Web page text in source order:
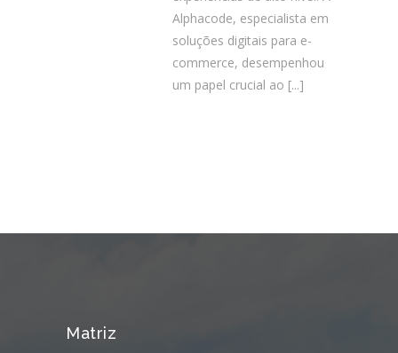
Alphacode, especialista em
soluções digitais para e-
commerce, desempenhou
um papel crucial ao [...]
Matriz